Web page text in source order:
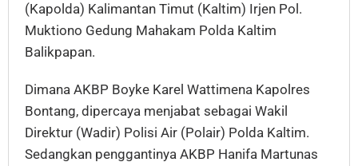
(Kapolda) Kalimantan Timut (Kaltim) Irjen Pol.
Muktiono Gedung Mahakam Polda Kaltim
Balikpapan.
Dimana AKBP Boyke Karel Wattimena Kapolres
Bontang, dipercaya menjabat sebagai Wakil
Direktur (Wadir) Polisi Air (Polair) Polda Kaltim.
Sedangkan penggantinya AKBP Hanifa Martunas